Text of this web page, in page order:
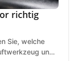
richtig
Sie, welche
und